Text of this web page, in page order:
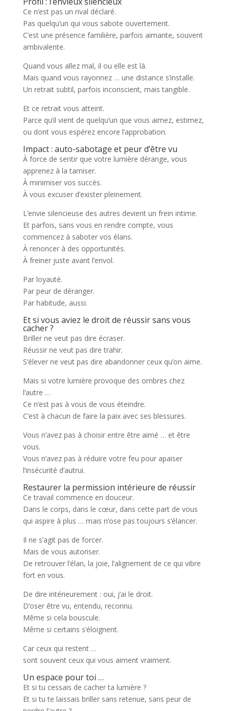
Ce n’est pas un rival déclaré.
Pas quelqu’un qui vous sabote ouvertement.
C’est une présence familière, parfois aimante, souvent
ambivalente.
Quand vous allez mal, il ou elle est là.
Mais quand vous rayonnez … une distance s’installe.
Un retrait subtil, parfois inconscient, mais tangible.
Et ce retrait vous atteint.
Parce qu’il vient de quelqu’un que vous aimez, estimez,
ou dont vous espérez encore l’approbation.
Impact : auto-sabotage et peur d’être vu
À force de sentir que votre lumière dérange, vous
apprenez à la tamiser.
À minimiser vos succès.
À vous excuser d’exister pleinement.
L’envie silencieuse des autres devient un frein intime.
Et parfois, sans vous en rendre compte, vous
commencez à saboter vos élans.
À renoncer à des opportunités.
À freiner juste avant l’envol.
Par loyauté.
Par peur de déranger.
Par habitude, aussi.
Et si vous aviez le droit de réussir sans vous
cacher ?
Briller ne veut pas dire écraser.
Réussir ne veut pas dire trahir.
S’élever ne veut pas dire abandonner ceux qu’on aime.
Mais si votre lumière provoque des ombres chez
l’autre …
Ce n’est pas à vous de vous éteindre.
C’est à chacun de faire la paix avec ses blessures.
Vous n’avez pas à choisir entre être aimé … et être
vous.
Vous n’avez pas à réduire votre feu pour apaiser
l’insécurité d’autrui.
Restaurer la permission intérieure de réussir
Ce travail commence en douceur.
Dans le corps, dans le cœur, dans cette part de vous
qui aspire à plus … mais n’ose pas toujours s’élancer.
Il ne s’agit pas de forcer.
Mais de vous autoriser.
De retrouver l’élan, la joie, l’alignement de ce qui vibre
fort en vous.
De dire intérieurement : oui, j’ai le droit.
D’oser être vu, entendu, reconnu.
Même si cela bouscule.
Même si certains s’éloignent.
Car ceux qui restent …
sont souvent ceux qui vous aiment vraiment.
Un espace pour toi …
Et si tu cessais de cacher ta lumière ?
Et si tu te laissais briller sans retenue, sans peur de